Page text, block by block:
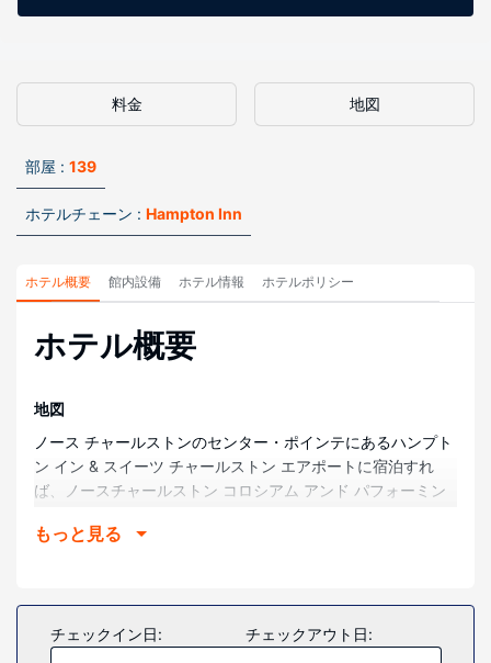
料金 地図
部屋 : 139
ホテルチェーン : Hampton Inn
ホテル概要 館内設備 ホテル情報 ホテルポリシー
ホテル概要
地図
ノース チャールストンのセンター・ポインテにあるハンプト
ン イン & スイーツ チャールストン エアポートに宿泊すれ
ば、ノースチャールストン コロシアム アンド パフォーミン
15 分で行くことができます。 このホテルは、メディカル ユ
全部で 139 室ある客室には冷蔵庫、液晶テレビがあります。
もっと見る
チェックイン日: チェックアウト日: